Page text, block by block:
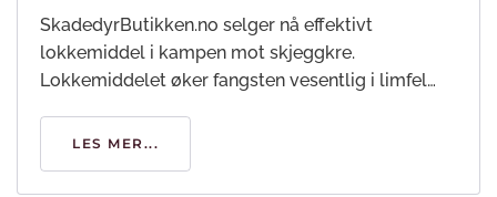
SkadedyrButikken.no selger nå effektivt
lokkemiddel i kampen mot skjeggkre.
Lokkemiddelet øker fangsten vesentlig i limfel…
LES MER...